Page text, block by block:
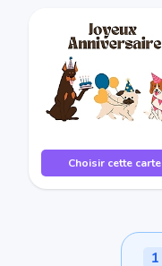
Choisir cette carte
1